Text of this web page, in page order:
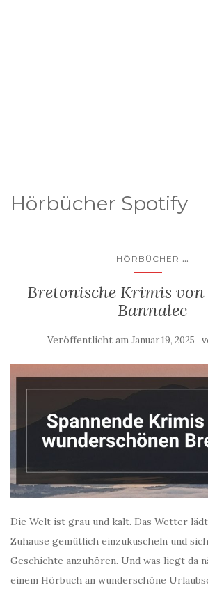
Hörbücher Spotify
HÖRBÜCHER ...
Bretonische Krimis
Bannalec
Veröffentlicht am Januar 19, 2025
Die Welt ist grau und kalt. Das Wetter
Zuhause gemütlich einzukuscheln und
Geschichte anzuhören. Und was liegt da
einem Hörbuch an wunderschöne